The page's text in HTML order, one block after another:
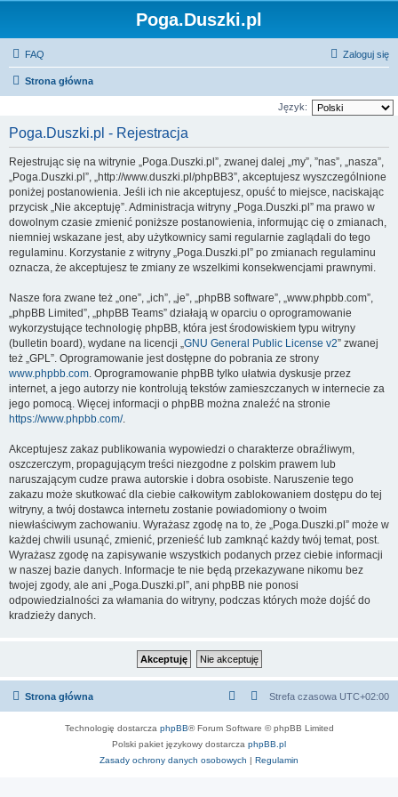
Poga.Duszki.pl
FAQ Zaloguj się
Strona główna
Język:
Poga.Duszki.pl - Rejestracja
Rejestrując się na witrynie „Poga.Duszki.pl”, zwanej dalej „my”, ”nas”, „nasza”,
„Poga.Duszki.pl”, „http://www.duszki.pl/phpBB3”, akceptujesz wyszczególnione
poniżej postanowienia. Jeśli ich nie akceptujesz, opuść to miejsce, naciskając
przycisk „Nie akceptuję”. Administracja witryny „Poga.Duszki.pl” ma prawo w
dowolnym czasie zmienić poniższe postanowienia, informując cię o zmianach,
niemniej wskazane jest, aby użytkownicy sami regularnie zaglądali do tego
regulaminu. Korzystanie z witryny „Poga.Duszki.pl” po zmianach regulaminu
oznacza, że akceptujesz te zmiany ze wszelkimi konsekwencjami prawnymi.
Nasze fora zwane też „one”, „ich”, „je”, „phpBB software”, „www.phpbb.com”,
„phpBB Limited”, „phpBB Teams” działają w oparciu o oprogramowanie
wykorzystujące technologię phpBB, która jest środowiskiem typu witryny
(bulletin board), wydane na licencji „GNU General Public License v2” zwanej
też „GPL”. Oprogramowanie jest dostępne do pobrania ze strony
www.phpbb.com. Oprogramowanie phpBB tylko ułatwia dyskusje przez
internet, a jego autorzy nie kontrolują tekstów zamieszczanych w internecie za
jego pomocą. Więcej informacji o phpBB można znaleźć na stronie
https://www.phpbb.com/.
Akceptujesz zakaz publikowania wypowiedzi o charakterze obraźliwym,
oszczerczym, propagującym treści niezgodne z polskim prawem lub
naruszającym cudze prawa autorskie i dobra osobiste. Naruszenie tego
zakazu może skutkować dla ciebie całkowitym zablokowaniem dostępu do tej
witryny, a twój dostawca internetu zostanie powiadomiony o twoim
niewłaściwym zachowaniu. Wyrażasz zgodę na to, że „Poga.Duszki.pl” może w
każdej chwili usunąć, zmienić, przenieść lub zamknąć każdy twój temat, post.
Wyrażasz zgodę na zapisywanie wszystkich podanych przez ciebie informacji
w naszej bazie danych. Informacje te nie będą przekazywane nikomu bez
twojej zgody, ale ani „Poga.Duszki.pl”, ani phpBB nie ponosi
odpowiedzialności za włamania do witryny, podczas których może dojść do
kradzieży danych.
Strona główna Strefa czasowa UTC+02:00
Technologię dostarcza phpBB® Forum Software © phpBB Limited
Polski pakiet językowy dostarcza phpBB.pl
Zasady ochrony danych osobowych | Regulamin